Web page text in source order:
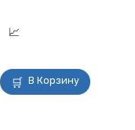
В Корзину